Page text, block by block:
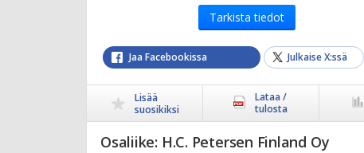
Tarkista tiedot
Jaa Facebookissa Julkaise X:ssä
Lisää
suosikiksi
Lataa /
tulosta
Osaliike: H.C. Petersen Finland Oy